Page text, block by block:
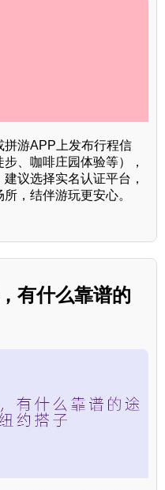
拼游APP上发布行程信
、咖啡庄园体验等），
议选择实名认证平台，
，结伴游玩更安心。
有什么靠谱的